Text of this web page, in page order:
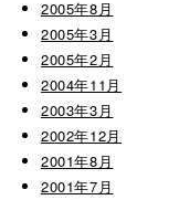
2005年8月
2005年3月
2005年2月
2004年11月
2003年3月
2002年12月
2001年8月
2001年7月